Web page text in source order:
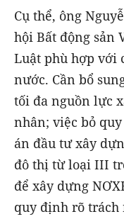
Cụ thể, ông
hội Bất động sản
Luật phù hợp với
nước. Cần bổ
tối đa nguồn lực
nhân; việc bỏ
án đầu tư xây
đô thị từ loại III
để xây dựng
quy định rõ trách